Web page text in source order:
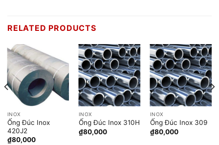
RELATED PRODUCTS
INOX
Ống Đúc Inox
420J2
₫80,000
INOX
Ống Đúc Inox 310H
₫80,000
INOX
Ống Đúc Inox 309
₫80,000